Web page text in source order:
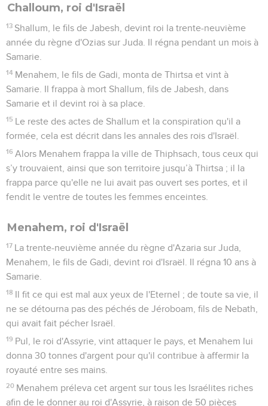
Challoum, roi d'Israël
13 Shallum, le fils de Jabesh, devint roi la trente-neuvième
année du règne d'Ozias sur Juda. Il régna pendant un mois à
Samarie.
14 Menahem, le fils de Gadi, monta de Thirtsa et vint à
Samarie. Il frappa à mort Shallum, fils de Jabesh, dans
Samarie et il devint roi à sa place.
15 Le reste des actes de Shallum et la conspiration qu'il a
formée, cela est décrit dans les annales des rois d'Israël.
16 Alors Menahem frappa la ville de Thiphsach, tous ceux qui
s’y trouvaient, ainsi que son territoire jusqu’à Thirtsa ; il la
frappa parce qu'elle ne lui avait pas ouvert ses portes, et il
fendit le ventre de toutes les femmes enceintes.
Menahem, roi d'Israël
17 La trente-neuvième année du règne d'Azaria sur Juda,
Menahem, le fils de Gadi, devint roi d'Israël. Il régna 10 ans à
Samarie.
18 Il fit ce qui est mal aux yeux de l'Eternel ; de toute sa vie, il
ne se détourna pas des péchés de Jéroboam, fils de Nebath,
qui avait fait pécher Israël.
19 Pul, le roi d'Assyrie, vint attaquer le pays, et Menahem lui
donna 30 tonnes d'argent pour qu'il contribue à affermir la
royauté entre ses mains.
20 Menahem préleva cet argent sur tous les Israélites riches
afin de le donner au roi d'Assyrie, à raison de 50 pièces